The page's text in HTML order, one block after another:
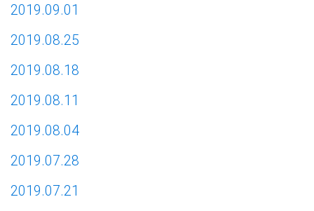
2019.09.01
2019.08.25
2019.08.18
2019.08.11
2019.08.04
2019.07.28
2019.07.21